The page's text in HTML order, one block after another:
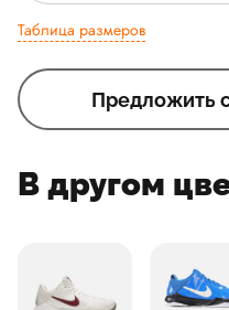
Таблица размеров
Предложить
В другом